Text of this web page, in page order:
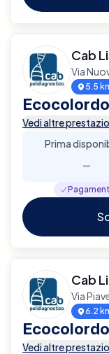
Cab
Via
5.5
Vedi altre
Prima
-
Cab
Via
6.2
Vedi altre